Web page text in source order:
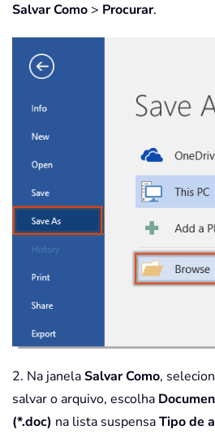
Salvar Como > Procurar.
2. Na janelaSalvar Como,
salvar o arquivo, escolha
(*.doc) na lista suspensaTipo de